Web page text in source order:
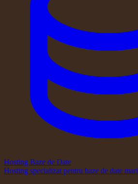
Hosting Baze de Date
Hosting specializat pentru baze de date mari